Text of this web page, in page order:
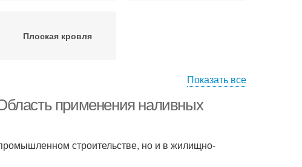
Плоская кровля
Показать все
применения наливных
строительстве, но и в жилищно-